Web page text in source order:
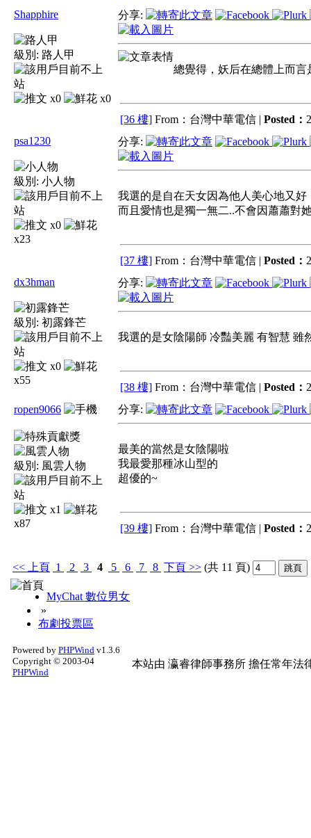
Shapphire
級別: 路人甲
x0 x0
分享:
總覺得，妖后在總體上而
[36 樓] From：台灣中華電信 | Posted：
psa1230
級別: 小人物
x0
x23
分享:
我選的是自在天女因為他人美心地又好
而且愛情也是獨一無二..不會因蕭蕭對
[37 樓] From：台灣中華電信 | Posted：
dx3hman
級別: 初露鋒芒
x0
x55
分享:
我選的是女陰陽師 冷豔美麗 有智慧 雖
[38 樓] From：台灣中華電信 | Posted：
ropen9066
級別: 風雲人物
x1
x87
分享:
最美的當然是女陰陽啦
我最愛那種冰山型的
超優的~
[39 樓] From：台灣中華電信 | Posted：
<< 上頁 1 2 3 4 5 6 7 8 下頁 >> (共 11 頁)
MyChat 數位男女
»
布劇投票區
Powered by PHPWind v1.3.6
Copyright © 2003-04
PHPWind
本站由 瀛睿律師事務所 擔任常年法